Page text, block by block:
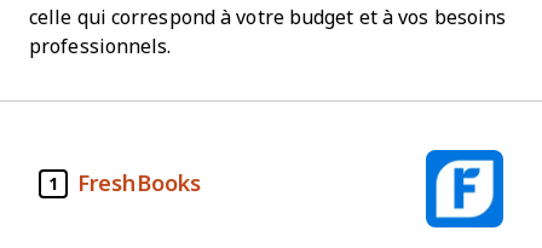
celle qui correspond à votre budget et à vos besoins
professionnels.
1 FreshBooks